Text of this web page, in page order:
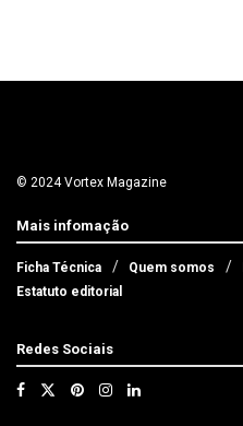
© 2024 Vortex Magazine
Mais infomação
Ficha Técnica Quem somos
Estatuto editorial
Redes Sociais